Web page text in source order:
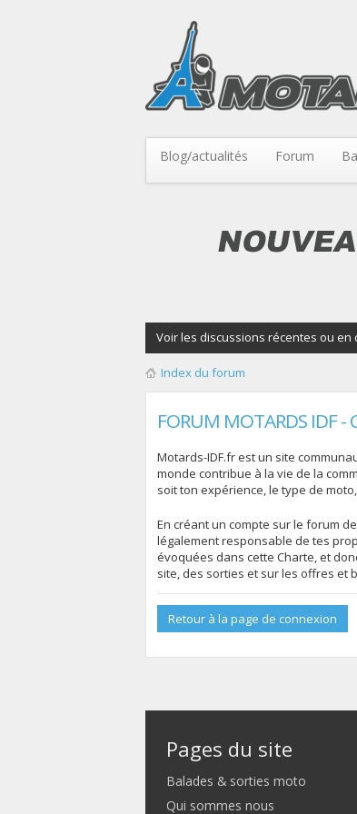
Blog/actualités Forum
Voir les discussions récentes ou en
Index du forum
FORUM MOTARDS IDF
Motards-IDF.fr est un site
monde contribue à la vie de la
soit ton expérience, le type de
En créant un compte sur le forum
légalement responsable de tes
évoquées dans cette Charte, et
site, des sorties et sur les offres et
Retour à la page de connexion
Pages du site
Balades & sorties moto
Qui sommes nous